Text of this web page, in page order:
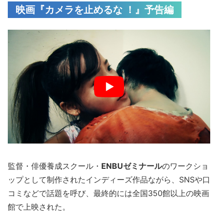
映画『カメラを止めるな ！』予告編
監督・俳優養成スクール・ ENBUゼミナールのワークショ
ップとして制作されたインディーズ作品ながら、SNSや口
コミなどで話題を呼び、最終的には全国350館以上の映画
館で上映された。